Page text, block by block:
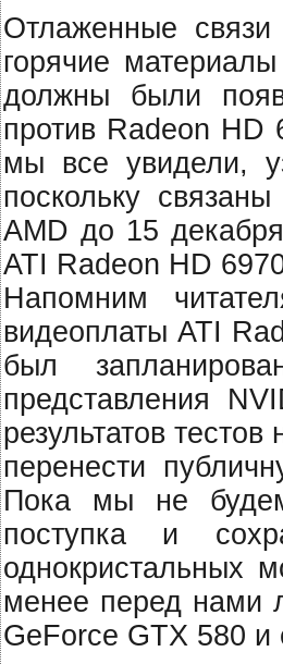
Отлаженные
горячие
должны были
против Radeon
мы все увидели,
поскольку
AMD до 15
ATI Radeon HD
Напомним
видеоплаты ATI
был
представления
результатов
перенести
Пока мы не будем
поступка и
однокристальных
менее перед нами
GeForce GTX 580 и